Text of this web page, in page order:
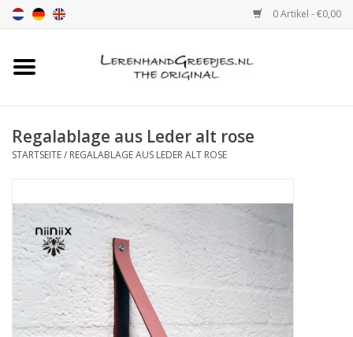
0 Artikel - €0,00
Startseite
Leder Regalstützen
Ledergriff MöbelGriff XSmall
2cm
Farbmuster
Regalablage aus Leder alt rose
STARTSEITE/ REGALABLAGE AUS LEDER ALT ROSE